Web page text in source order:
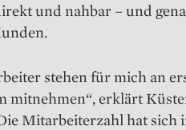
und nahbar – und
stehen für mich an
mitnehmen“, erklärt
Mitarbeiterzahl hat sich